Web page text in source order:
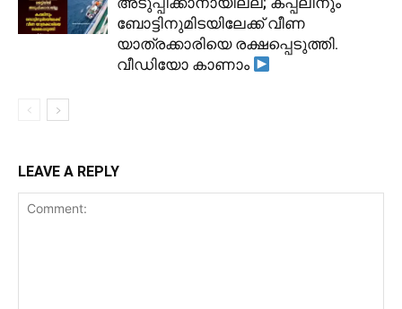
ബോട്ടിനുമിടയിലേക്ക് വീണ
യാത്രക്കാരിയെ രക്ഷപ്പെടുത്തി.
വീഡിയോ കാണാം
LEAVE A REPLY